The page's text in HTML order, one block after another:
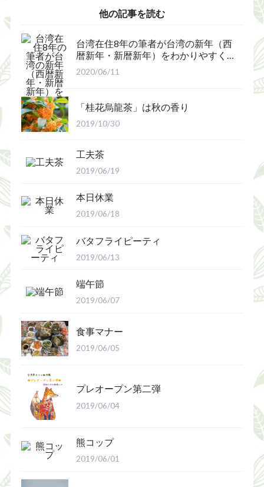
他の記事を読む
台湾在住8年の筆者が台湾の新年（西
暦新年・新暦新年）をわかりやすく
解説
2020/06/11
「桂花烏龍茶」は秋の香り
2019/10/30
工夫茶
2019/06/19
本日休業
2019/06/18
バタフライピーティ
2019/06/13
端午節
2019/06/07
食事マナー
2019/06/05
プレオープン第二弾
2019/06/04
熊コップ
2019/06/01